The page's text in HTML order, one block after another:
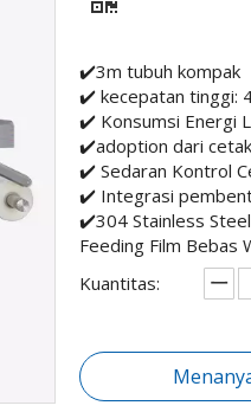
✔️3m tubuh kompak
✔️ kecepatan tinggi:
✔️ Konsumsi Energi
✔️adoption dari
✔️ Sedaran Kontrol
✔️ Integrasi
✔️304 Stainless
Feeding Film Bebas
Kuantitas: